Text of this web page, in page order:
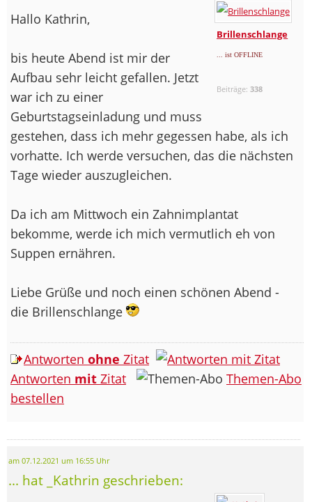
Brillenschlange
... ist OFFLINE
Beiträge:338
Hallo Kathrin,
bis heute Abend ist mir der
Aufbau sehr leicht gefallen. Jetzt
war ich zu einer
Geburtstagseinladung und muss
gestehen, dass ich mehr gegessen habe, als ich
vorhatte. Ich werde versuchen, das die nächsten
Tage wieder auszugleichen.
Da ich am Mittwoch ein Zahnimplantat
bekomme, werde ich mich vermutlich eh von
Suppen ernähren.
Liebe Grüße und noch einen schönen Abend -
die Brillenschlange
Antworten ohne Zitat
Antworten mit Zitat
Themen-Abo
bestellen
am 07.12.2021 um 16:55 Uhr
... hat _Kathrin geschrieben: